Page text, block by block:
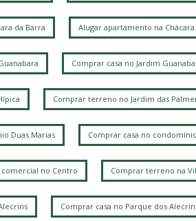
da Barra Alugar apartamento na Chácara
Comprar casa no Jardim
Comprar terreno no Jardim das
Duas Marias Comprar casa no
comercial no Centro Comprar terreno na
Comprar casa no Parque dos